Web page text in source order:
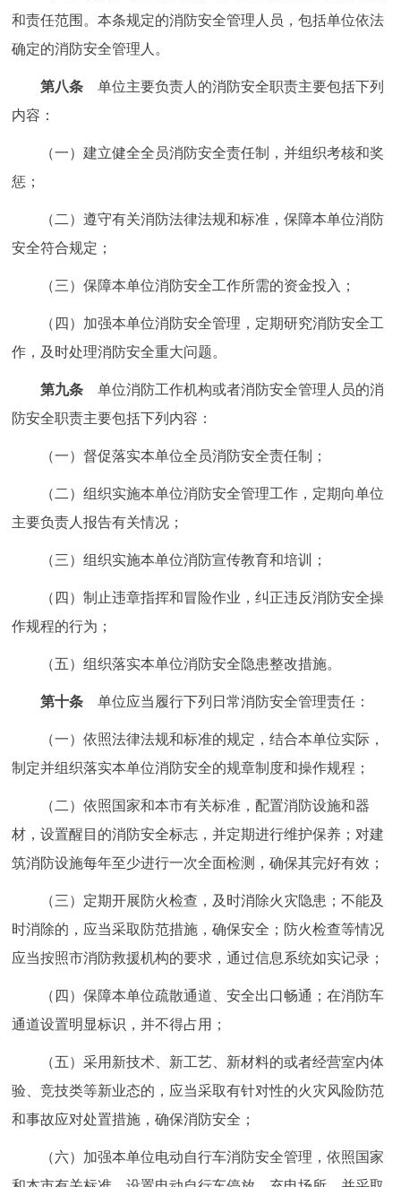
和责任范围。本条规定的消防安全管理人员，包括单位依法
确定的消防安全管理人。
第八条 单位主要负责人的消防安全职责主要包括下列
内容：
（一）建立健全全员消防安全责任制，并组织考核和奖
惩；
（二）遵守有关消防法律法规和标准，保障本单位消防
安全符合规定；
（三）保障本单位消防安全工作所需的资金投入；
（四）加强本单位消防安全管理，定期研究消防安全工
作，及时处理消防安全重大问题。
第九条 单位消防工作机构或者消防安全管理人员的消
防安全职责主要包括下列内容：
（一）督促落实本单位全员消防安全责任制；
（二）组织实施本单位消防安全管理工作，定期向单位
主要负责人报告有关情况；
（三）组织实施本单位消防宣传教育和培训；
（四）制止违章指挥和冒险作业，纠正违反消防安全操
作规程的行为；
（五）组织落实本单位消防安全隐患整改措施。
第十条 单位应当履行下列日常消防安全管理责任：
（一）依照法律法规和标准的规定，结合本单位实际，
制定并组织落实本单位消防安全的规章制度和操作规程；
（二）依照国家和本市有关标准，配置消防设施和器
材，设置醒目的消防安全标志，并定期进行维护保养；对建
筑消防设施每年至少进行一次全面检测，确保其完好有效；
（三）定期开展防火检查，及时消除火灾隐患；不能及
时消除的，应当采取防范措施，确保安全；防火检查等情况
应当按照市消防救援机构的要求，通过信息系统如实记录；
（四）保障本单位疏散通道、安全出口畅通；在消防车
通道设置明显标识，并不得占用；
（五）采用新技术、新工艺、新材料的或者经营室内体
验、竞技类等新业态的，应当采取有针对性的火灾风险防范
和事故应对处置措施，确保消防安全；
（六）加强本单位电动自行车消防安全管理，依照国家